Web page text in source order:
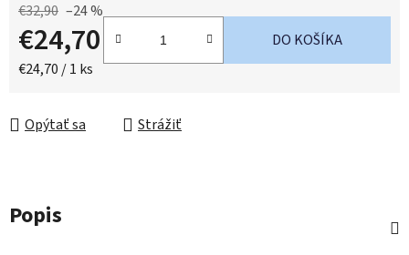
€32,90 –24 %
€24,70
Jednotková cena:
€24,70 / 1 ks
DO KOŠÍKA
Opýtať sa Strážiť
Popis